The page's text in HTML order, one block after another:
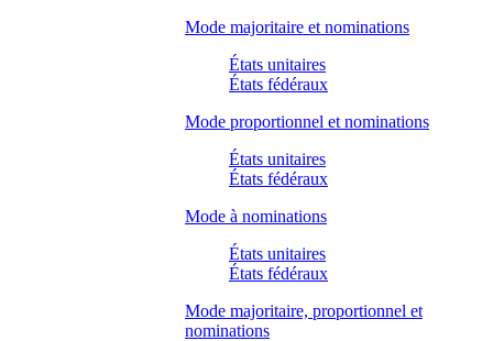
Mode majoritaire et nominations
États unitaires
États fédéraux
Mode proportionnel et nominations
États unitaires
États fédéraux
Mode à nominations
États unitaires
États fédéraux
Mode majoritaire, proportionnel et
nominations